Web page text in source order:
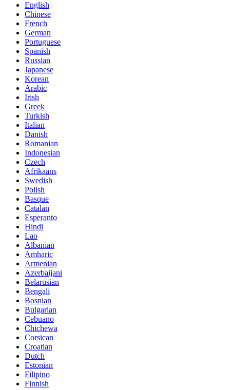
English
Chinese
French
German
Portuguese
Spanish
Russian
Japanese
Korean
Arabic
Irish
Greek
Turkish
Italian
Danish
Romanian
Indonesian
Czech
Afrikaans
Swedish
Polish
Basque
Catalan
Esperanto
Hindi
Lao
Albanian
Amharic
Armenian
Azerbaijani
Belarusian
Bengali
Bosnian
Bulgarian
Cebuano
Chichewa
Corsican
Croatian
Dutch
Estonian
Filipino
Finnish